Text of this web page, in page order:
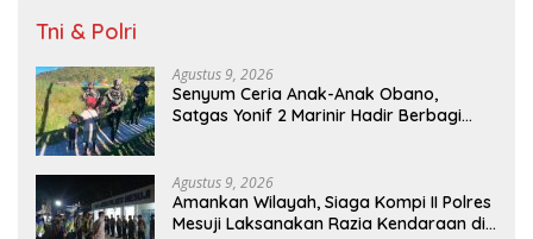
Tni & Polri
Agustus 9, 2026
Senyum Ceria Anak-Anak Obano,
Satgas Yonif 2 Marinir Hadir Berbagi
Agustus 9, 2026
Amankan Wilayah, Siaga Kompi II Polres
Mesuji Laksanakan Razia Kendaraan di